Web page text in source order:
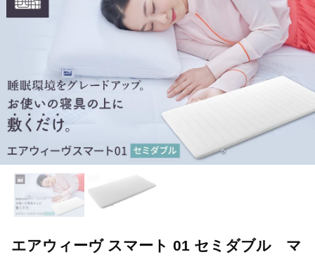
エアウィーヴ スマート 01 セミダブル マ